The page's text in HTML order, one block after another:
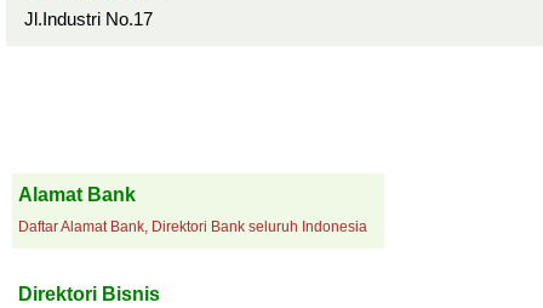
Jl.Industri No.17
Alamat Bank
Daftar Alamat Bank, Direktori Bank seluruh Indonesia
Direktori Bisnis